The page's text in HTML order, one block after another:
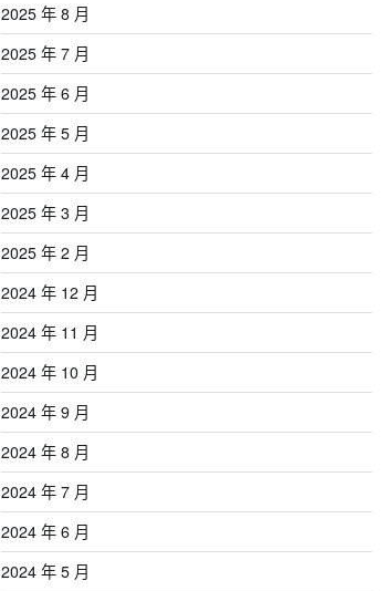
2025 年 8 月
2025 年 7 月
2025 年 6 月
2025 年 5 月
2025 年 4 月
2025 年 3 月
2025 年 2 月
2024 年 12 月
2024 年 11 月
2024 年 10 月
2024 年 9 月
2024 年 8 月
2024 年 7 月
2024 年 6 月
2024 年 5 月